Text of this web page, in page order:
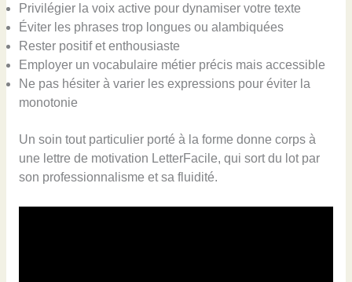
Privilégier la voix active pour dynamiser votre texte
Éviter les phrases trop longues ou alambiquées
Rester positif et enthousiaste
Employer un vocabulaire métier précis mais accessible
Ne pas hésiter à varier les expressions pour éviter la
monotonie
Un soin tout particulier porté à la forme donne corps à
une lettre de motivation LetterFacile, qui sort du lot par
son professionnalisme et sa fluidité.